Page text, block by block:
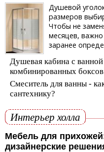
Душевой
размеров
Чтобы не
месяцев,
заранее
Душевая кабина с
комбинированных боксов
Смеситель для ванны -
сантехнику?
Интерьер холла
Мебель для
дизайнерские